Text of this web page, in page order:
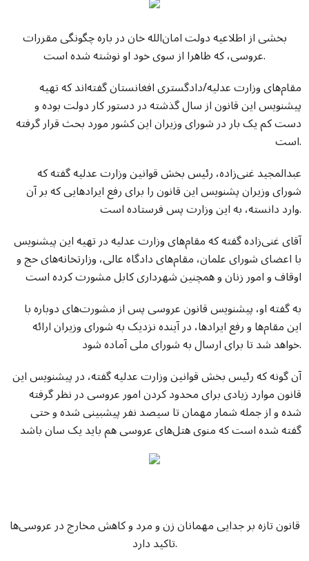
بخشی از اطلاعیه دولت امان‌الله خان در باره چگونگی مقررات
عروسی، که ظاهرا از سوی خود او نوشته شده است.
مقام‌های وزارت عدلیه/دادگستری افغانستان گفته‌اند که تهیه
پیشنویس این قانون از سال گذشته در دستور کار دولت بوده و
دست کم یک بار در شورای وزیران این کشور مورد بحث قرار گرفته
است.
عبدالمجید غنی‌زاده، رئیس بخش قوانین وزارت عدلیه گفته که
شورای وزیران پشنویس این قانون را برای رفع ایرادهایی که بر آن
وارد دانسته، به این وزارت پس فرستاده است.
آقای غنی‌زاده گفته که مقام‌های وزارت عدلیه در تهیه این پیشنویس
با اعضای شورای علمان، مقام‌های دادگاه عالی، وزارتخانه‌های حج و
اوقاف و امور زنان و همچنین شهرداری کابل مشورت کرده است
به گفته او، پیشنویس قانون عروسی پس از مشورت‌های دوباره با
این مقام‌ها و رفع ایرادها، در آینده نزدیک به شورای وزیران ارائه
خواهد شد تا برای ارسال به شورای ملی آماده شود.
آن گونه که رئیس بخش قوانین وزارت عدلیه گفته، در پیشنویس این
قانون موارد زیادی برای محدود کردن امور عروسی در نظر گرفته
شده و از جمله شمار مهمان تا سیصد نفر پیشبینی شده و حتی
گفته شده است که منوی هتل‌های عروسی هم باید یک سان باشد
قانون تازه بر جدایی مهمانان زن و مرد و کاهش مخارج در عروسی‌ها
تاکید دارد.